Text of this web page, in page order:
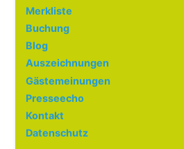
Merkliste
Buchung
Blog
Auszeichnungen
Gästemeinungen
Presseecho
Kontakt
Datenschutz